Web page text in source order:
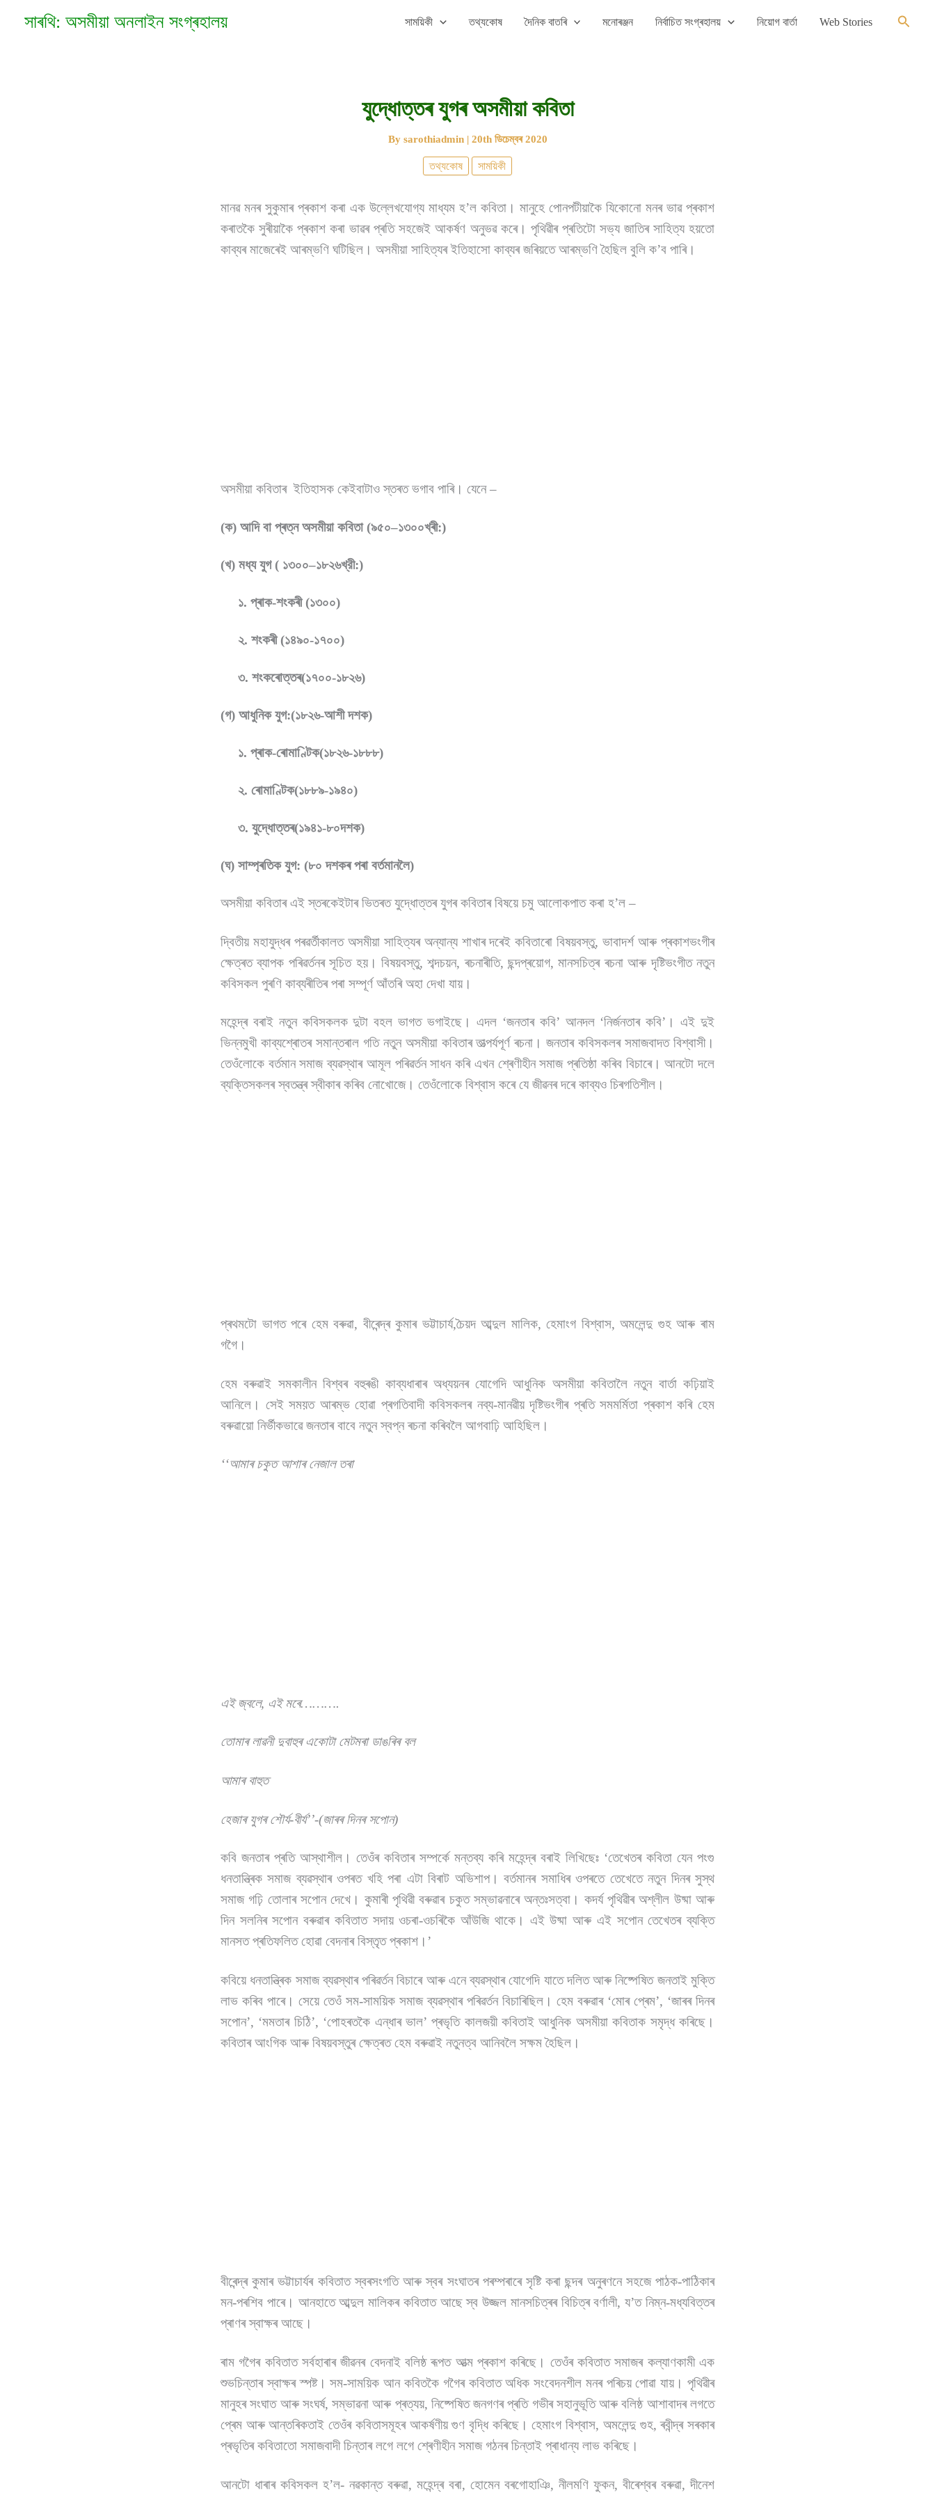
সাৰথি: অসমীয়া অনলাইন সংগ্ৰহালয় সাময়িকী তথ্যকোষ দৈনিক বাতৰি মনোৰঞ্জন নিৰ্বাচিত সংগ্ৰহালয় নিয়োগ বাৰ্তা Web Stories Search
যুদ্ধোত্তৰ যুগৰ অসমীয়া কবিতা
By sarothiadmin | 20th ডিচেম্বৰ 2020
তথ্যকোষ সাময়িকী
মানৱ মনৰ সুকুমাৰ প্ৰকাশ কৰা এক উল্লেখযোগ্য মাধ্যম হ’ল কবিতা। মানুহে পোনপটীয়াকৈ যিকোনো মনৰ ভাৱ প্ৰকাশ
কৰাতকৈ সুৰীয়াকৈ প্ৰকাশ কৰা ভাৱৰ প্ৰতি সহজেই আকৰ্ষণ অনুভৱ কৰে। পৃথিৱীৰ প্ৰতিটো সভ্য জাতিৰ সাহিত্য হয়তো
কাব্যৰ মাজেৰেই আৰম্ভণি ঘটিছিল। অসমীয়া সাহিত্যৰ ইতিহাসো কাব্যৰ জৰিয়তে আৰম্ভণি হৈছিল বুলি ক’ব পাৰি।
অসমীয়া কবিতাৰ ইতিহাসক কেইবাটাও স্তৰত ভগাব পাৰি। যেনে –
(ক) আদি বা প্ৰত্ন অসমীয়া কবিতা (৯৫০–১৩০০খ্ৰী:)
(খ) মধ্য যুগ ( ১৩০০–১৮২৬খ্রী:)
১. প্ৰাক-শংকৰী (১৩০০)
২. শংকৰী (১৪৯০-১৭০০)
৩. শংকৰোত্তৰ(১৭০০-১৮২৬)
(গ) আধুনিক যুগ:(১৮২৬-আশী দশক)
১. প্ৰাক-ৰোমাণ্টিক(১৮২৬-১৮৮৮)
২. ৰোমাণ্টিক(১৮৮৯-১৯৪০)
৩. যুদ্ধোত্তৰ(১৯৪১-৮০দশক)
(ঘ) সাম্প্ৰতিক যুগ: (৮০ দশকৰ পৰা বৰ্তমানলৈ)
অসমীয়া কবিতাৰ এই স্তৰকেইটাৰ ভিতৰত যুদ্ধোত্তৰ যুগৰ কবিতাৰ বিষয়ে চমু আলোকপাত কৰা হ’ল –
দ্বিতীয় মহাযুদ্ধৰ পৰৱৰ্তীকালত অসমীয়া সাহিত্যৰ অন্যান্য শাখাৰ দৰেই কবিতাৰো বিষয়বস্তু, ভাবাদৰ্শ আৰু প্ৰকাশভংগীৰ
ক্ষেত্ৰত ব্যাপক পৰিৱৰ্তনৰ সূচিত হয়। বিষয়বস্তু, শব্দচয়ন, ৰচনাৰীতি, ছন্দপ্ৰয়োগ, মানসচিত্ৰ ৰচনা আৰু দৃষ্টিভংগীত নতুন
কবিসকল পুৰণি কাব্যৰীতিৰ পৰা সম্পূৰ্ণ আঁতৰি অহা দেখা যায়।
মহেন্দ্ৰ বৰাই নতুন কবিসকলক দুটা বহল ভাগত ভগাইছে। এদল ‘জনতাৰ কবি’ আনদল ‘নিৰ্জনতাৰ কবি’ । এই দুই
ভিন্নমুখী কাব্যশ্ৰোতৰ সমান্তৰাল গতি নতুন অসমীয়া কবিতাৰ তাত্পৰ্যপূৰ্ণ ৰচনা। জনতাৰ কবিসকলৰ সমাজবাদত বিশ্বাসী।
তেওঁলোকে বৰ্তমান সমাজ ব্যৱস্থাৰ আমূল পৰিৱৰ্তন সাধন কৰি এখন শ্ৰেণীহীন সমাজ প্ৰতিষ্ঠা কৰিব বিচাৰে। আনটো দলে
ব্যক্তিসকলৰ স্বতন্ত্ৰ স্বীকাৰ কৰিব নোখোজে। তেওঁলোকে বিশ্বাস কৰে যে জীৱনৰ দৰে কাব্যও চিৰগতিশীল।
প্ৰথমটো ভাগত পৰে হেম বৰুৱা, বীৰেন্দ্ৰ কুমাৰ ভট্টাচাৰ্য,চৈয়দ আব্দুল মালিক, হেমাংগ বিশ্বাস, অমলেন্দু গুহ আৰু ৰাম
গগৈ।
হেম বৰুৱাই সমকালীন বিশ্বৰ বহুৰঙী কাব্যধাৰাৰ অধ্যয়নৰ যোগেদি আধুনিক অসমীয়া কবিতালৈ নতুন বাৰ্তা কঢ়িয়াই
আনিলে। সেই সময়ত আৰম্ভ হোৱা প্ৰগতিবাদী কবিসকলৰ নব্য-মানৱীয় দৃষ্টিভংগীৰ প্ৰতি সমমৰ্মিতা প্ৰকাশ কৰি হেম
বৰুৱায়ো নিৰ্ভীকভাৱে জনতাৰ বাবে নতুন স্বপ্ন ৰচনা কৰিবলৈ আগবাঢ়ি আহিছিল।
‘‘আমাৰ চকুত আশাৰ নেজাল তৰা
এই জ্বলে, এই মৰে……….
তোমাৰ লাৱনী দুবাহুৰ একোটা মেটমৰা ডাঙৰিৰ বল
আমাৰ বাহুত
হেজাৰ যুগৰ শৌৰ্য-বীৰ্য’’-(জাৰৰ দিনৰ সপোন)
কবি জনতাৰ প্ৰতি আস্থাশীল। তেওঁৰ কবিতাৰ সম্পৰ্কে মন্তব্য কৰি মহেন্দ্ৰ বৰাই লিখিছেঃ ‘তেখেতৰ কবিতা যেন পংগু
ধনতান্ত্ৰিক সমাজ ব্যৱস্থাৰ ওপৰত খহি পৰা এটা বিৰাট অভিশাপ। বৰ্তমানৰ সমাধিৰ ওপৰতে তেখেতে নতুন দিনৰ সুস্থ
সমাজ গঢ়ি তোলাৰ সপোন দেখে। কুমাৰী পৃথিৱী বৰুৱাৰ চকুত সম্ভাৱনাৰে অন্তঃসত্বা। কদৰ্য পৃথিৱীৰ অশ্লীল উষ্মা আৰু
দিন সলনিৰ সপোন বৰুৱাৰ কবিতাত সদায় ওচৰা-ওচৰিকৈ আঁউজি থাকে। এই উষ্মা আৰু এই সপোন তেখেতৰ ব্যক্তি
মানসত প্ৰতিফলিত হোৱা বেদনাৰ বিস্তৃত প্ৰকাশ। ’
কবিয়ে ধনতান্ত্ৰিক সমাজ ব্যৱস্থাৰ পৰিৱৰ্তন বিচাৰে আৰু এনে ব্যৱস্থাৰ যোগেদি যাতে দলিত আৰু নিষ্পেষিত জনতাই মুক্তি
লাভ কৰিব পাৰে। সেয়ে তেওঁ সম-সাময়িক সমাজ ব্যৱস্থাৰ পৰিৱৰ্তন বিচাৰিছিল। হেম বৰুৱাৰ ‘মোৰ প্ৰেম’, ‘জাৰৰ দিনৰ
সপোন’, ‘মমতাৰ চিঠি’, ‘পোহৰতকৈ এন্ধাৰ ভাল’ প্ৰভৃতি কালজয়ী কবিতাই আধুনিক অসমীয়া কবিতাক সমৃদ্ধ কৰিছে।
কবিতাৰ আংগিক আৰু বিষয়বস্তুৰ ক্ষেত্ৰত হেম বৰুৱাই নতুনত্ব আনিবলৈ সক্ষম হৈছিল।
বীৰেন্দ্ৰ কুমাৰ ভট্টাচাৰ্যৰ কবিতাত স্বৰসংগতি আৰু স্বৰ সংঘাতৰ পৰম্পৰাৰে সৃষ্টি কৰা ছন্দৰ অনুৰণনে সহজে পাঠক-পাঠিকাৰ
মন-পৰশিব পাৰে। আনহাতে আব্দুল মালিকৰ কবিতাত আছে স্ব উজ্জল মানসচিত্ৰৰ বিচিত্ৰ বৰ্ণালী, য’ত নিম্ন-মধ্যবিত্তৰ
প্ৰাণৰ স্বাক্ষৰ আছে।
ৰাম গগৈৰ কবিতাত সৰ্বহাৰাৰ জীৱনৰ বেদনাই বলিষ্ঠ ৰূপত আত্ম প্ৰকাশ কৰিছে। তেওঁৰ কবিতাত সমাজৰ কল্যাণকামী এক
শুভচিন্তাৰ স্বাক্ষৰ স্পষ্ট। সম-সাময়িক আন কবিতকৈ গগৈৰ কবিতাত অধিক সংবেদনশীল মনৰ পৰিচয় পোৱা যায়। পৃথিৱীৰ
মানুহৰ সংঘাত আৰু সংঘৰ্ষ, সম্ভাৱনা আৰু প্ৰত্যয়, নিষ্পেষিত জনগণৰ প্ৰতি গভীৰ সহানুভূতি আৰু বলিষ্ঠ আশাবাদৰ লগতে
প্ৰেম আৰু আন্তৰিকতাই তেওঁৰ কবিতাসমূহৰ আকৰ্ষণীয় গুণ বৃদ্ধি কৰিছে। হেমাংগ বিশ্বাস, অমলেন্দু গুহ, ৰবীন্দ্ৰ সৰকাৰ
প্ৰভৃতিৰ কবিতাতো সমাজবাদী চিন্তাৰ লগে লগে শ্ৰেণীহীন সমাজ গঠনৰ চিন্তাই প্ৰাধান্য লাভ কৰিছে।
আনটো ধাৰাৰ কবিসকল হ’ল- নৱকান্ত বৰুৱা, মহেন্দ্ৰ বৰা, হোমেন বৰগোহাঞি, নীলমণি ফুকন, বীৰেশ্বৰ বৰুৱা, দীনেশ